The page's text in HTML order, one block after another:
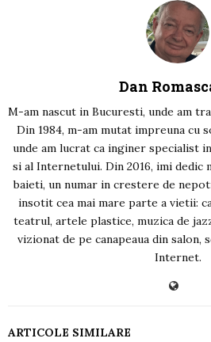
Dan
M-am nascut in Bucuresti, unde am
Din 1984, m-am mutat impreuna cu
unde am lucrat ca inginer specialist
si al Internetului. Din 2016, imi dedic
baieti, un numar in crestere de
insotit cea mai mare parte a vietii:
teatrul, artele plastice, muzica de
vizionat de pe canapeaua din salon,
Internet.
ARTICOLE SIMILARE